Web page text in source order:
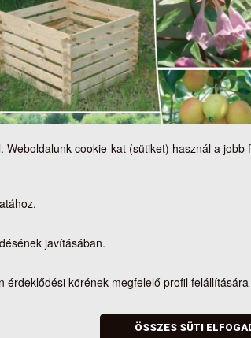
cookie-kat (sütiket) használ a jobb
javításában.
körének megfelelő profil
ÖSSZES SÜTI